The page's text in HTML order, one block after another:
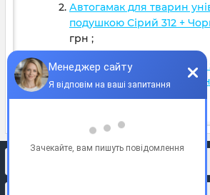
Автогамак для тварин
подушкою Сірий 312 +
грн ;
Автогамак для тварин 2/3
Темно зелений 272 +
грн2100грн;